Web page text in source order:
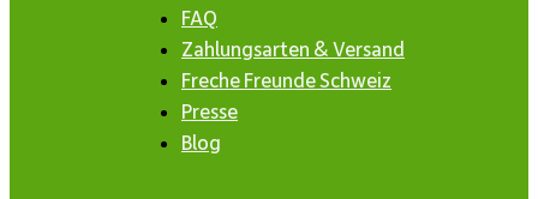
FAQ
Zahlungsarten & Versand
Freche Freunde Schweiz
Presse
Blog